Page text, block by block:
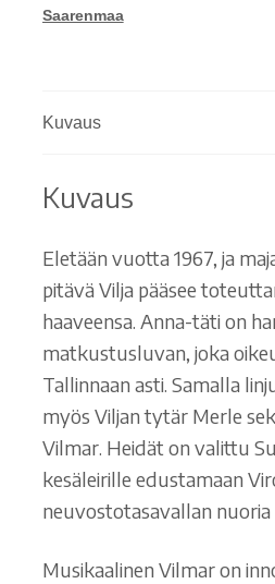
Saarenmaa
Kuvaus
Kuvaus
Eletään vuotta 1967, ja
pitävä Vilja pääsee
haaveensa. Anna-täti on
matkustusluvan, joka
Tallinnaan asti. Samalla
myös Viljan tytär Merle
Vilmar. Heidät on valittu
kesäleirille edustamaan
neuvostotasavallan nuoria
Musikaalinen Vilmar on